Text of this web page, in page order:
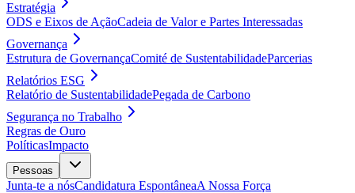
Estratégia
ODS e Eixos de AçãoCadeia de Valor e Partes Interessadas
Governança
Estrutura de GovernançaComité de SustentabilidadeParcerias
Relatórios ESG
Relatório de SustentabilidadePegada de Carbono
Segurança no Trabalho
Regras de Ouro
PolíticasImpacto
Pessoas
Junta-te a nósCandidatura EspontâneaA Nossa Força